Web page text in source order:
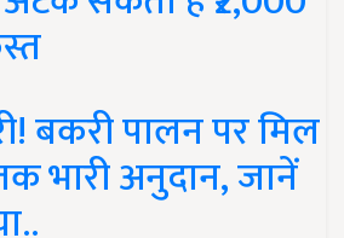
बकरी पालन पर मिल
भारी अनुदान, जानें